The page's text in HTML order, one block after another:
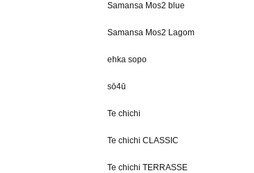
Samansa Mos2 blue
Samansa Mos2 Lagom
ehka sopo
sō4ū
Te chichi
Te chichi CLASSIC
Te chichi TERRASSE